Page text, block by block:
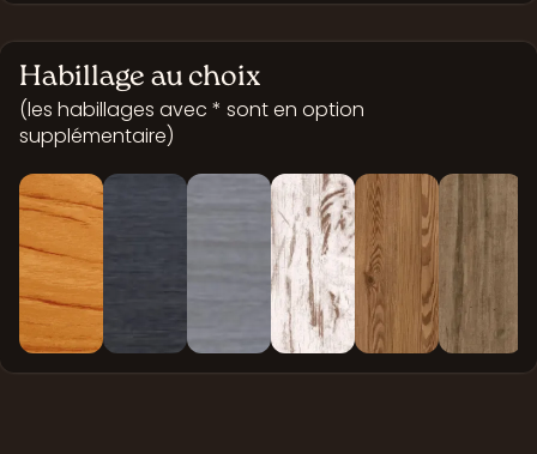
Habillage au choix
(les habillages avec * sont en option
supplémentaire)